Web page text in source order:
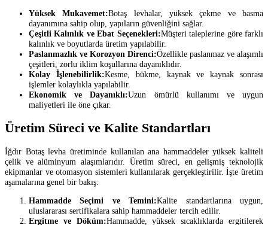
Yüksek Mukavemet:Botaş levhalar, yüksek çekme ve basma
dayanımına sahip olup, yapıların güvenliğini sağlar.
Çeşitli Kalınlık ve Ebat Seçenekleri:Müşteri taleplerine göre farklı
kalınlık ve boyutlarda üretim yapılabilir.
Paslanmazlık ve Korozyon Direnci:Özellikle paslanmaz ve alaşımlı
çeşitleri, zorlu iklim koşullarına dayanıklıdır.
Kolay İşlenebilirlik:Kesme, bükme, kaynak ve kaynak sonrası
işlemler kolaylıkla yapılabilir.
Ekonomik ve Dayanıklı:Uzun ömürlü kullanımı ve uygun
maliyetleri ile öne çıkar.
Üretim Süreci ve Kalite Standartları
İğdır Botaş levha üretiminde kullanılan ana hammaddeler yüksek kaliteli
çelik ve alüminyum alaşımlarıdır. Üretim süreci, en gelişmiş teknolojik
ekipmanlar ve otomasyon sistemleri kullanılarak gerçekleştirilir. İşte üretim
aşamalarına genel bir bakış:
Hammadde Seçimi ve Temini:Kalite standartlarına uygun,
uluslararası sertifikalara sahip hammaddeler tercih edilir.
Ergitme ve Döküm:Hammadde, yüksek sıcaklıklarda ergitilerek